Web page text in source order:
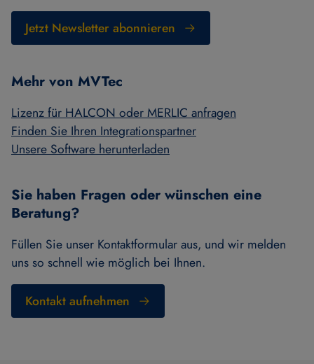
Jetzt Newsletter abonnieren
Mehr von MVTec
Lizenz für HALCON oder MERLIC anfragen
Finden Sie Ihren Integrationspartner
Unsere Software herunterladen
Sie haben Fragen oder wünschen eine
Beratung?
Füllen Sie unser Kontaktformular aus, und wir melden
uns so schnell wie möglich bei Ihnen.
Kontakt aufnehmen